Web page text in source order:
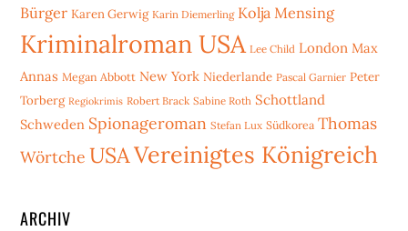
Bürger Karen Gerwig Karin Diemerling Kolja Mensing
Kriminalroman USA Lee Child London Max
Annas Megan Abbott New York Niederlande Pascal Garnier Peter
Torberg Regiokrimis Robert Brack Sabine Roth Schottland
Schweden Spionageroman Stefan Lux Südkorea Thomas
Wörtche USAVereinigtes Königreich
ARCHIV